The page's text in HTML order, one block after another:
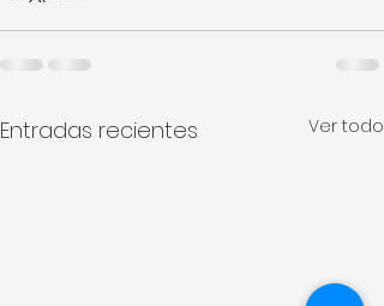
Entradas recientes Ver todo